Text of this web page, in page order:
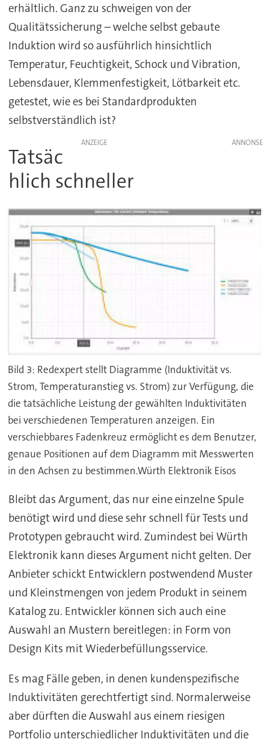
erhältlich. Ganz zu schweigen von der
Qualitätssicherung – welche selbst gebaute
Induktion wird so ausführlich hinsichtlich
Temperatur, Feuchtigkeit, Schock und Vibration,
Lebensdauer, Klemmenfestigkeit, Lötbarkeit etc.
getestet, wie es bei Standardprodukten
selbstverständlich ist?
ANZEIGE
Tatsäc
hlich schneller
Bild 3: Redexpert stellt Diagramme (Induktivität vs.
Strom, Temperaturanstieg vs. Strom) zur Verfügung, die
die tatsächliche Leistung der gewählten Induktivitäten
bei verschiedenen Temperaturen anzeigen. Ein
verschiebbares Fadenkreuz ermöglicht es dem Benutzer,
genaue Positionen auf dem Diagramm mit Messwerten
in den Achsen zu bestimmen.Würth Elektronik Eisos
Bleibt das Argument, das nur eine einzelne Spule
benötigt wird und diese sehr schnell für Tests und
Prototypen gebraucht wird. Zumindest bei Würth
Elektronik kann dieses Argument nicht gelten. Der
Anbieter schickt Entwicklern postwendend Muster
und Kleinstmengen von jedem Produkt in seinem
Katalog zu. Entwickler können sich auch eine
Auswahl an Mustern bereitlegen: in Form von
Design Kits mit Wiederbefüllungsservice.
Es mag Fälle geben, in denen kundenspezifische
Induktivitäten gerechtfertigt sind. Normalerweise
aber dürften die Auswahl aus einem riesigen
Portfolio unterschiedlicher Induktivitäten und die